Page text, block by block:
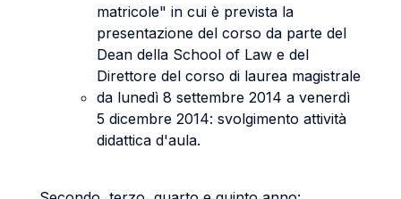
matricole" in cui è prevista la
presentazione del corso da parte del
Dean della School of Law e del
Direttore del corso di laurea magistrale
da lunedì 8 settembre 2014 a venerdì
5 dicembre 2014: svolgimento attività
didattica d'aula.